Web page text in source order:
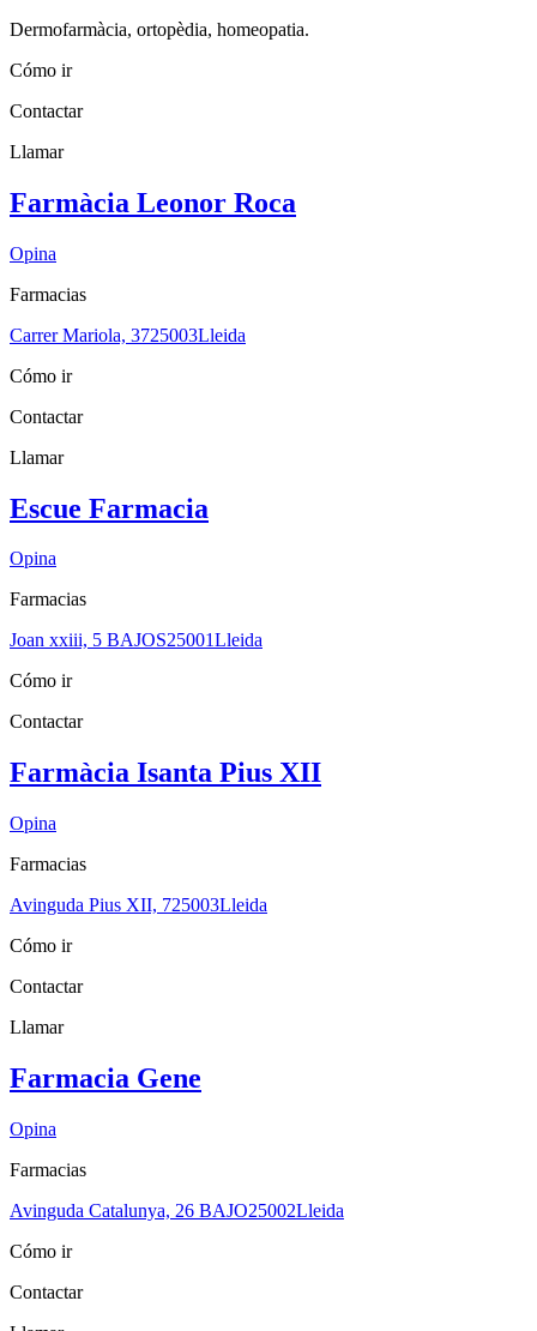
Dermofarmàcia, ortopèdia, homeopatia.
Cómo ir
Contactar
Llamar
Farmàcia Leonor Roca
Opina
Farmacias
Carrer Mariola, 3725003Lleida
Cómo ir
Contactar
Llamar
Escue Farmacia
Opina
Farmacias
Joan xxiii, 5 BAJOS25001Lleida
Cómo ir
Contactar
Farmàcia Isanta Pius XII
Opina
Farmacias
Avinguda Pius XII, 725003Lleida
Cómo ir
Contactar
Llamar
Farmacia Gene
Opina
Farmacias
Avinguda Catalunya, 26 BAJO25002Lleida
Cómo ir
Contactar